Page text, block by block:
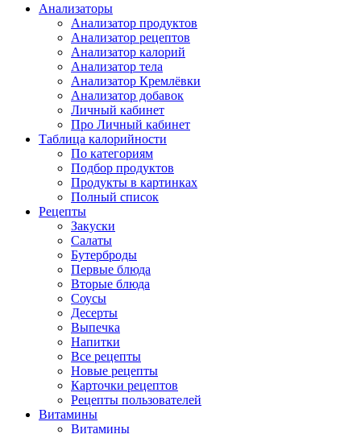
Анализаторы
Анализатор продуктов
Анализатор рецептов
Анализатор калорий
Анализатор тела
Анализатор Кремлёвки
Анализатор добавок
Личный кабинет
Про Личный кабинет
Таблица калорийности
По категориям
Подбор продуктов
Продукты в картинках
Полный список
Рецепты
Закуски
Салаты
Бутерброды
Первые блюда
Вторые блюда
Соусы
Десерты
Выпечка
Напитки
Все рецепты
Новые рецепты
Карточки рецептов
Рецепты пользователей
Витамины
Витамины